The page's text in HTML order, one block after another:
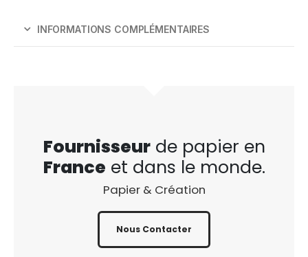
INFORMATIONS COMPLÉMENTAIRES
Fournisseurde papier en
France et dans le monde.
Papier & Création
Nous Contacter